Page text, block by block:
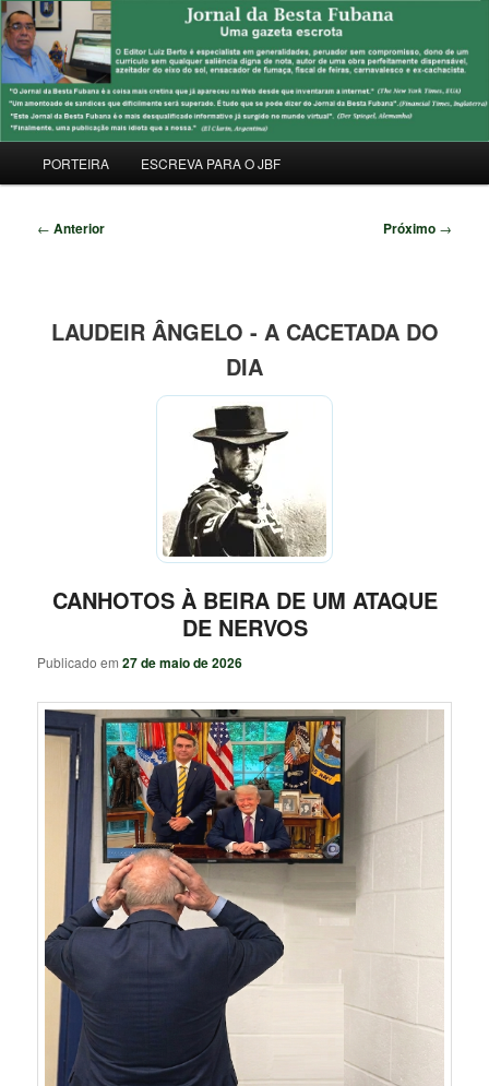
Pular
para
o
conteúdo
principalJORNAL DA BESTA FUBANA
Uma Gazeta Escrota
principal
PORTEIRA ESCREVA PARA O JBF
Navegação
← Anterior Próximo →
LAUDEIR ÂNGELO - A CACETADA DO
DIA
CANHOTOS À BEIRA DE UM ATAQUE
DE NERVOS
Publicado em27 de maio de 2026